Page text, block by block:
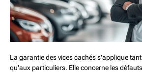
La garantie des vices cachés s'applique
qu'aux particuliers. Elle concerne les